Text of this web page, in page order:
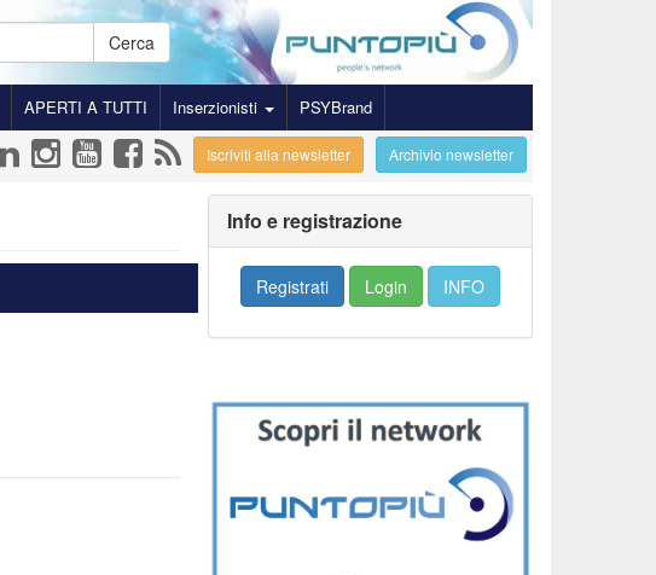
Cerca
APERTI A TUTTI Inserzionisti PSYBrand
Archivio newsletter
Iscriviti alla newsletter
Info e registrazione
Registrati Login INFO